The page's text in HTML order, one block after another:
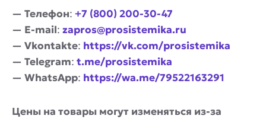
— Телефон: +7 (800) 200-30-47
— E-mail: zapros@prosistemika.ru
— Vkontakte: https://vk.com/prosistemika
— Telegram: t.me/prosistemika
— WhatsApp: https://wa.me/79522163291
Цены на товары могут изменяться из-за